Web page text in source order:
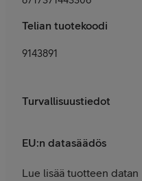
Telian tuotekoodi
9143891
Turvallisuustiedot
EU:n datasäädös
Lue lisää tuotteen datan